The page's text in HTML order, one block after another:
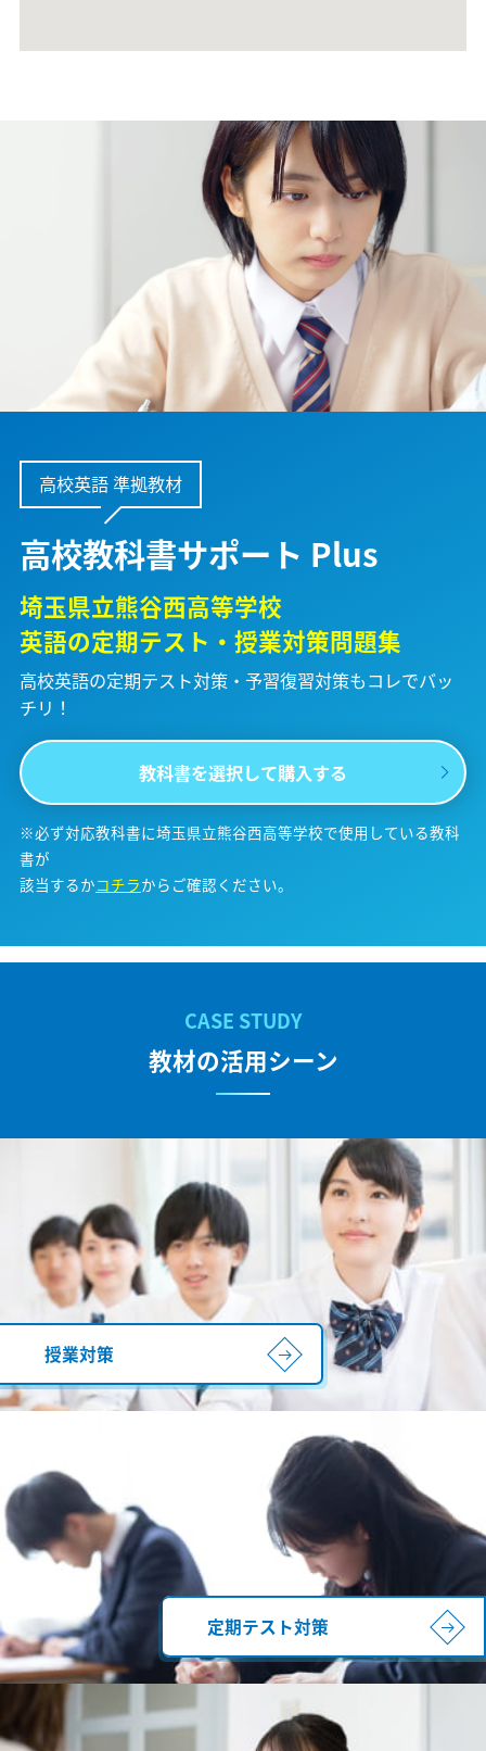
高校英語 準拠教材
高校教科書サポート Plus
埼玉県立熊谷西高等学校
英語の定期テスト・授業対策問題集
高校英語の定期テスト対策・予習復習対策もコレでバッ
チリ！
教科書を選択して購入する
※必ず対応教科書に埼玉県立熊谷西高等学校で使用している教科
書が
該当するかコチラからご確認ください。
教材の活用シーン
授業対策
定期テスト対策